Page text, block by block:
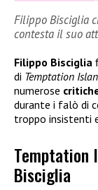
Filippo Bisciglia
contesta il suo
Filippo Bisciglia
di Temptation
numerose
durante i falò di
troppo insistenti
Temptation
Bisciglia